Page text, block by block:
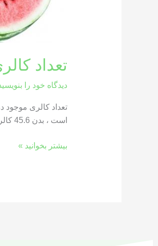
تعداد
دیدگاه‌ خود را
است ، بدن 45.6 کالری تهیه می شود ، در حالی که یک بخش از هندوانه که وزن آن 286 گرم است ، حاوی 85.8 کالری است […]
بیشتر بخوانید »